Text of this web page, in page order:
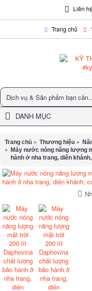
Liên
Trang chủ
DANH MỤC
Trang chủ Thương hiệu
Máy nước nóng năng lượng
hành ở nha trang, diên